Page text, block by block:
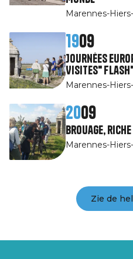
Marennes-
1909
Journées
Visites"
Marennes-
2009
Brouage,
Marennes-
Zie de